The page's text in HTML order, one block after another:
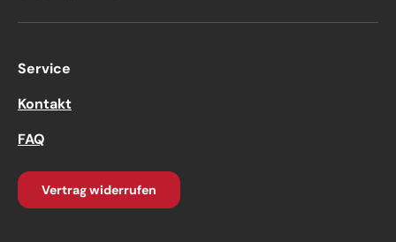
Service
Kontakt
FAQ
Vertrag widerrufen